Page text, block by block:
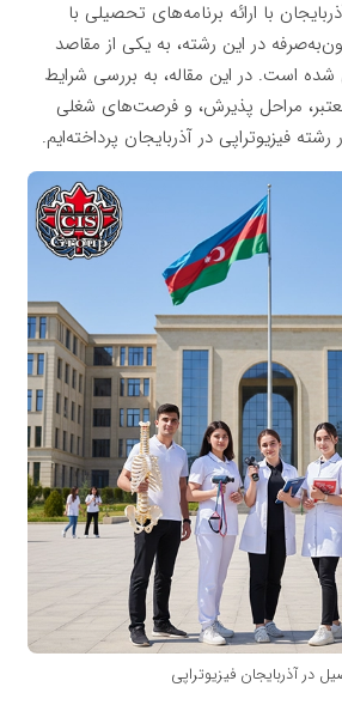
با ارائه برنامه‌های تحصیلی با
در این رشته، به یکی از مقاصد
است. در این مقاله، به بررسی شرایط
مراحل پذیرش، و فرصت‌های شغلی
فیزیوتراپی در آذربایجان پرداخته‌ایم.
در آذربایجان فیزیوتراپی